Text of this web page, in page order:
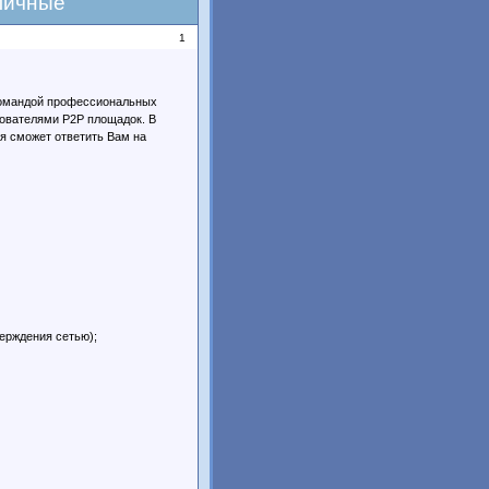
1
профессиональных
P2P площадок. В
сможет ответить Вам на
сетью);